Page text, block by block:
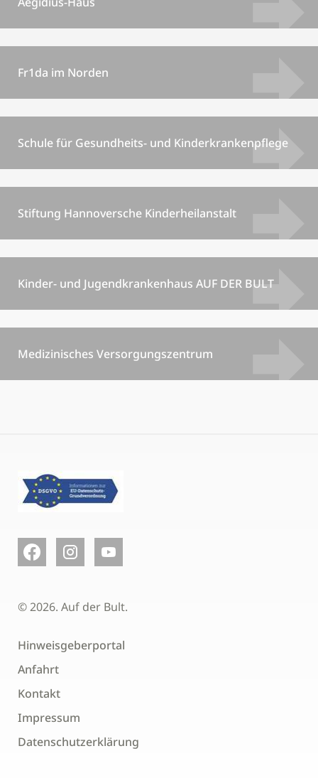
Fr1da im Norden
Schule für Gesundheits- und Kinderkrankenpflege
Stiftung Hannoversche Kinderheilanstalt
Kinder- und Jugendkrankenhaus AUF DER BULT
Medizinisches Versorgungszentrum
© 2026. Auf der Bult.
Hinweisgeberportal
Anfahrt
Kontakt
Impressum
Datenschutzerklärung